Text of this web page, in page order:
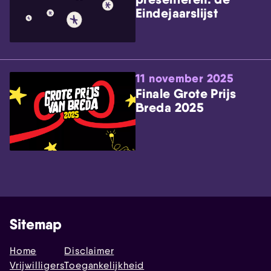
Eindejaarslijst
11 november 2025
Finale Grote Prijs
Breda 2025
Sitemap
Home
Vrijwilligers
Disclaimer
Toegankelijkheid